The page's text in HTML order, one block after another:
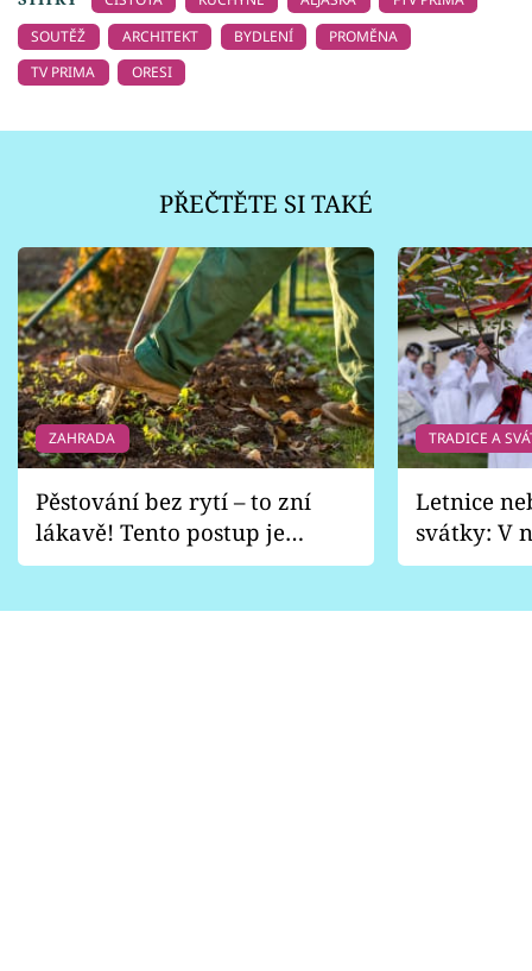
SOUTĚŽ
ARCHITEKT BYDLENÍ
PROMĚNA
TV PRIMA
ORESI
PŘEČTĚTE SI TAKÉ
ZAHRADA
Pěstování bez rytí – to zní
lákavě! Tento postup je
vhodný jen pro některé
TRADICE A
Letnice
svátky: V
pondělí